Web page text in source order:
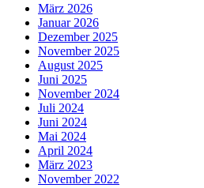
März 2026
Januar 2026
Dezember 2025
November 2025
August 2025
Juni 2025
November 2024
Juli 2024
Juni 2024
Mai 2024
April 2024
März 2023
November 2022